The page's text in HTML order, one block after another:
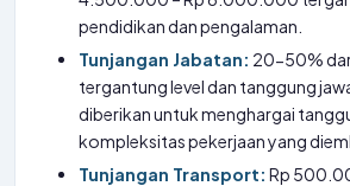
pendidikan dan pengalaman.
Tunjangan Jabatan: 20-50%
tergantung level dan tanggung
diberikan untuk menghargai
kompleksitas pekerjaan yang
Tunjangan Transport: Rp